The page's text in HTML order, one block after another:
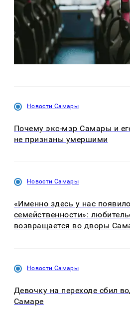
Новости Самары
Почему экс-мэр Самары и
не признаны умершими
Новости Самары
«Именно здесь у нас
семейственности»:
возвращается во дворы
Новости Самары
Девочку на переходе сбил
Самаре